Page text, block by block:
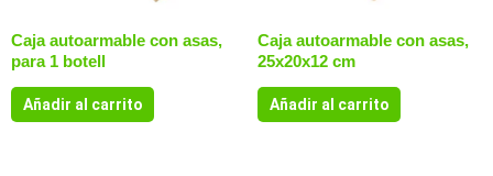
Caja autoarmable con asas,
para 1 botell
Añadir al carrito
Caja autoarmable con asas,
25x20x12 cm
Añadir al carrito